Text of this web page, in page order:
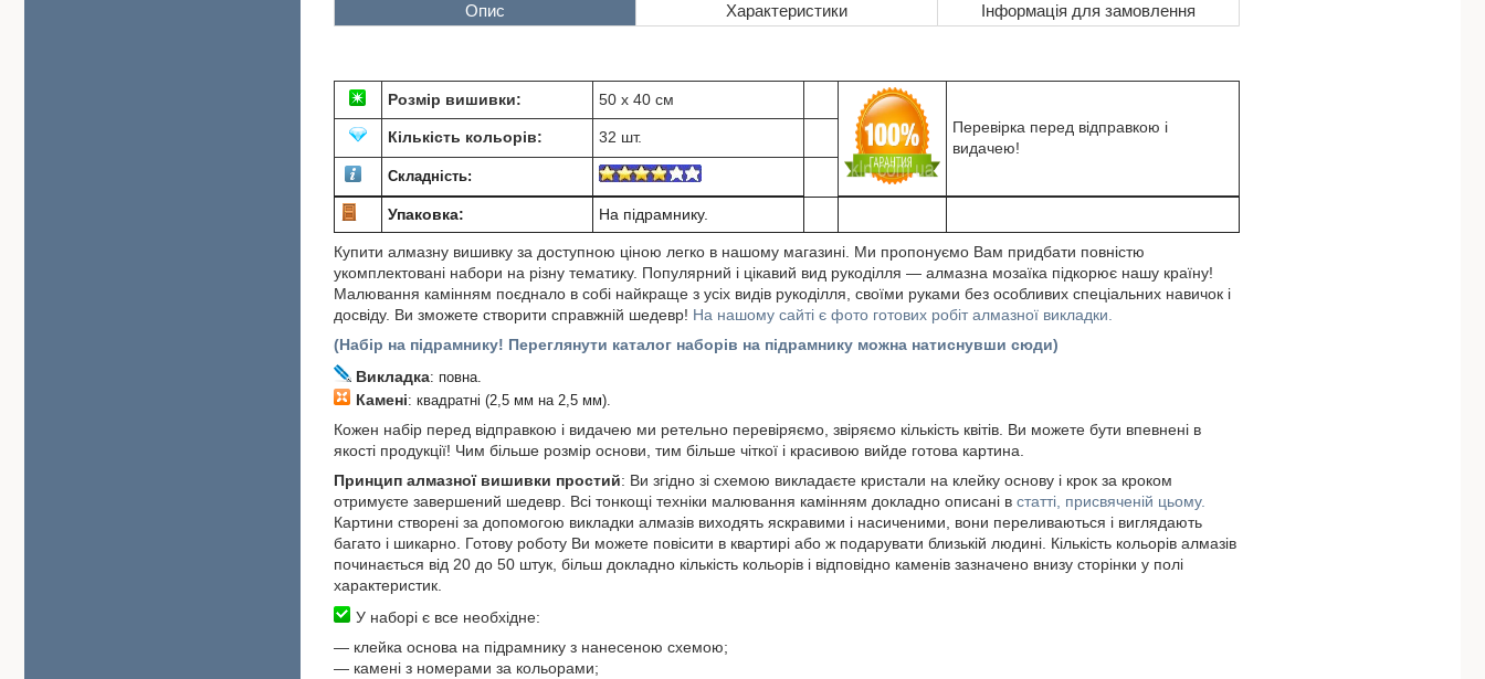
Опис Характеристики Інформація для замовлення
Розмір вишивки:
50 х 40 см
Перевірка перед відправкою і
видачею!
Кількість кольорів: 32 шт.
Складність:
Упаковка: На підрамнику.
Купити алмазну вишивку за доступною ціною легко в нашому магазині. Ми пропонуємо Вам придбати повністю
укомплектовані набори на різну тематику. Популярний і цікавий вид рукоділля ― алмазна мозаїка підкорює нашу країну!
Малювання камінням поєднало в собі найкраще з усіх видів рукоділля, своїми руками без особливих спеціальних навичок і
досвіду. Ви зможете створити справжній шедевр! На нашому сайті є фото готових робіт алмазної викладки.
(Набір на підрамнику! Переглянути каталог наборів на підрамнику можна натиснувши сюди)
Викладка: повна.
Камені: квадратні (2,5 мм на 2,5 мм).
Кожен набір перед відправкою і видачею ми ретельно перевіряємо, звіряємо кількість квітів. Ви можете бути впевнені в
якості продукції! Чим більше розмір основи, тим більше чіткої і красивою вийде готова картина.
Принцип алмазної вишивки простий: Ви згідно зі схемою викладаєте кристали на клейку основу і крок за кроком
отримуєте завершений шедевр. Всі тонкощі техніки малювання камінням докладно описані в статті, присвяченій цьому.
Картини створені за допомогою викладки алмазів виходять яскравими і насиченими, вони переливаються і виглядають
багато і шикарно. Готову роботу Ви можете повісити в квартирі або ж подарувати близькій людині. Кількість кольорів алмазів
починається від 20 до 50 штук, більш докладно кількість кольорів і відповідно каменів зазначено внизу сторінки у полі
характеристик.
У наборі є все необхідне:
― клейка основа на підрамнику з нанесеною схемою;
― камені з номерами за кольорами;